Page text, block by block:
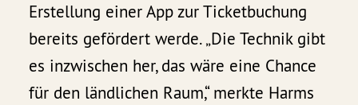
Erstellung einer App zur Ticketbuchung
bereits gefördert werde. „Die Technik gibt
es inzwischen her, das wäre eine Chance
für den ländlichen Raum,“ merkte Harms